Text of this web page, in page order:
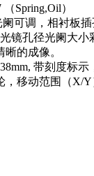
Spring,Oil）
阑可调，相衬板
镜孔径光阑大小
的成像。
, 带刻度标示
，移动范围（X/Y